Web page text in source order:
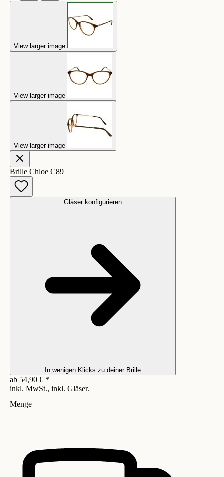
View larger image
View larger image
View larger image
Brille Chloe C89
Gläser konfigurieren
In wenigen Klicks zu deiner Brille
ab 54,90 € *
inkl. MwSt., inkl. Gläser.
Menge